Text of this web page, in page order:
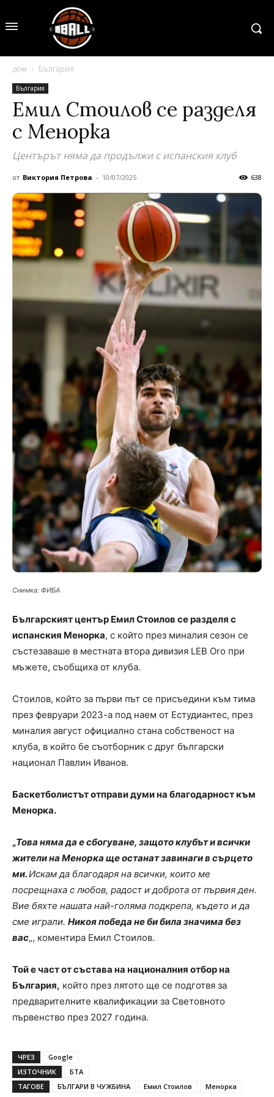
дом България
България
Емил Стоилов се разделя
с Менорка
Центърът няма да продължи с испанския клуб
от Виктория Петрова - 10/07/2025 638
Снимка: ФИБА
Българският център Емил Стоилов се разделя с
испанския Менорка, с който през миналия сезон се
състезаваше в местната втора дивизия LEB Oro при
мъжете, съобщиха от клуба.
Стоилов, който за първи път се присъедини към тима
през февруари 2023-а под наем от Естудиантес, през
миналия август официално стана собственост на
клуба, в който бе съотборник с друг български
национал Павлин Иванов.
Баскетболистът отправи думи на благодарност към
Менорка.
„Това няма да е сбогуване, защото клубът и всички
жители на Менорка ще останат завинаги в сърцето
ми.Искам да благодаря на всички, които ме
посрещнаха с любов, радост и доброта от първия ден.
Вие бяхте нашата най-голяма подкрепа, където и да
сме играли. Никоя победа не би била значима без
вас„, коментира Емил Стоилов.
Той е част от състава на националния отбор на
България, който през лятото ще се подготвя за
предварителните квалификации за Световното
първенство през 2027 година.
ЧРЕЗ
Google
ИЗТОЧНИК
БТА
ТАГОВЕ
БЪЛГАРИ В ЧУЖБИНА Емил Стоилов Менорка